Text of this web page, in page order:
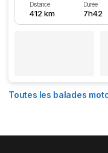
Distance
412 km
Durée
7h42
Toutes les balades